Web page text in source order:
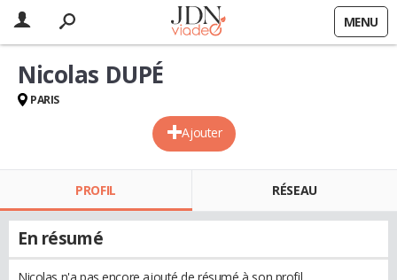
MENU
Ajouter
Nicolas DUPÉ
PARIS
PROFIL RÉSEAU
En résumé